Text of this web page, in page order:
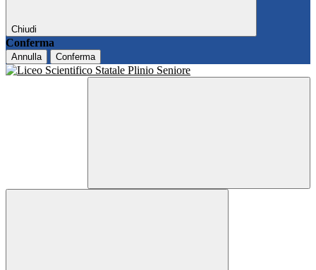
Chiudi
Conferma
Annulla Conferma